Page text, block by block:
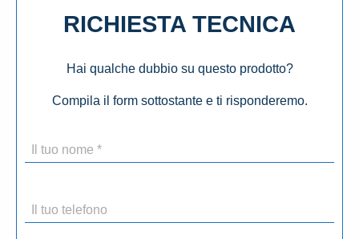
RICHIESTA TECNICA
Hai qualche dubbio su questo prodotto?
Compila il form sottostante e ti risponderemo.